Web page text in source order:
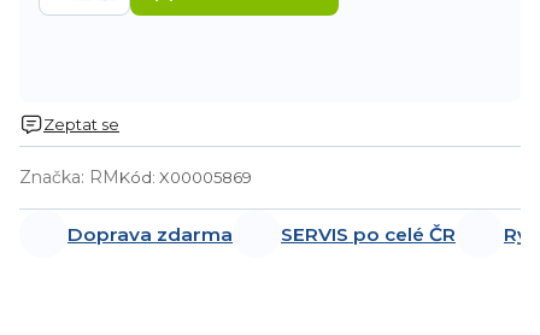
Značka: RMKód: X00005869
Zeptat se
Doprava zdarma SERVIS po celé ČR